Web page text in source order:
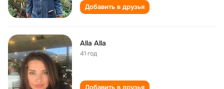
Добавить в друзья
Alla Alla
41 год
Добавить в друзья